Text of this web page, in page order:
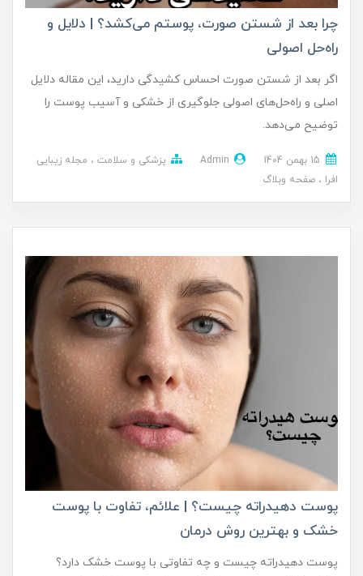
چرا بعد از شستن صورت، پوستم می‌کشد؟ | دلایل و
راه‌حل اصولی
اگر بعد از شستن صورت احساس کشیدگی دارید، این مقاله دلایل
اصلی و راه‌حل‌های اصولی جلوگیری از خشکی و آسیب پوست را
توضیح می‌دهد.
Admin پزشکی و سلامت
مجله زیبایی
افرا
صفحه وبلاگ
پوست دهیدراته چیست؟ | علائم، تفاوت با پوست
خشک و بهترین روش درمان
پوست دهیدراته چیست و چه تفاوتی با پوست خشک دارد؟